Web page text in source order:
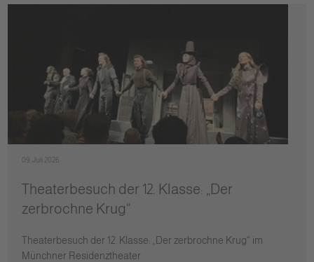
09. Juli 2026
Theaterbesuch der 12. Klasse: „Der
zerbrochne Krug“
Theaterbesuch der 12. Klasse: „Der zerbrochne Krug“ im
Münchner Residenztheater